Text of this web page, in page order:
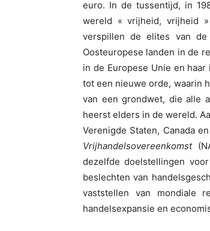
euro. In de tussentijd, in
wereld « vrijheid, vrijheid
verspillen de elites van
Oosteuropese landen in de
in de Europese Unie en
tot een nieuwe orde, waarin
van een grondwet, die alle
heerst elders in de wereld.
Verenigde Staten, Canada
Vrijhandelsovereenkomst
dezelfde doelstellingen
beslechten van
vaststellen van mondiale
handelsexpansie en